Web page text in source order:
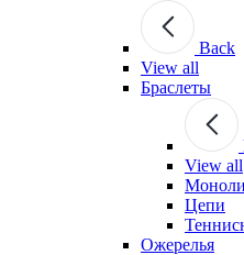
Back
View all
Браслеты
View all
Цепи
Ожерелья